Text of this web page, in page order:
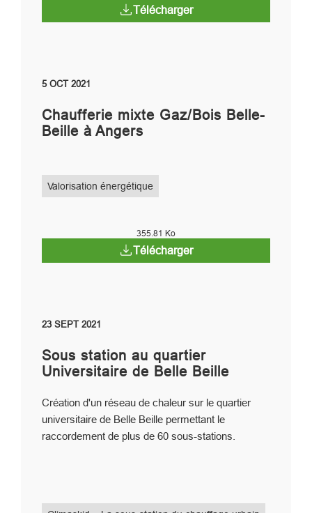
Télécharger
5 OCT 2021
Chaufferie mixte Gaz/Bois Belle-
Beille à Angers
Valorisation énergétique
Télécharger
355.81 Ko
23 SEPT 2021
Sous station au quartier
Universitaire de Belle Beille
Création d'un réseau de chaleur sur le quartier
universitaire de Belle Beille permettant le
raccordement de plus de 60 sous-stations.